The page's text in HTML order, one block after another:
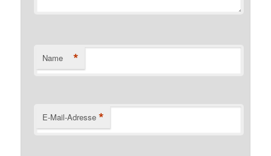
Name *
E-Mail-Adresse *